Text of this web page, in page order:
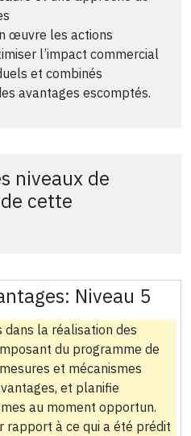
œuvre les actions
l’impact commercial
et combinés
avantages escomptés.
niveaux de
cette
Niveau 5
dans la réalisation des
du programme de
et mécanismes
et planifie
au moment opportun.
rapport à ce qui a été prédit